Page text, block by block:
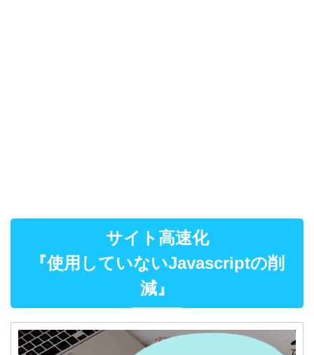
サイト高速化
『使用していないJavascriptの削
減』